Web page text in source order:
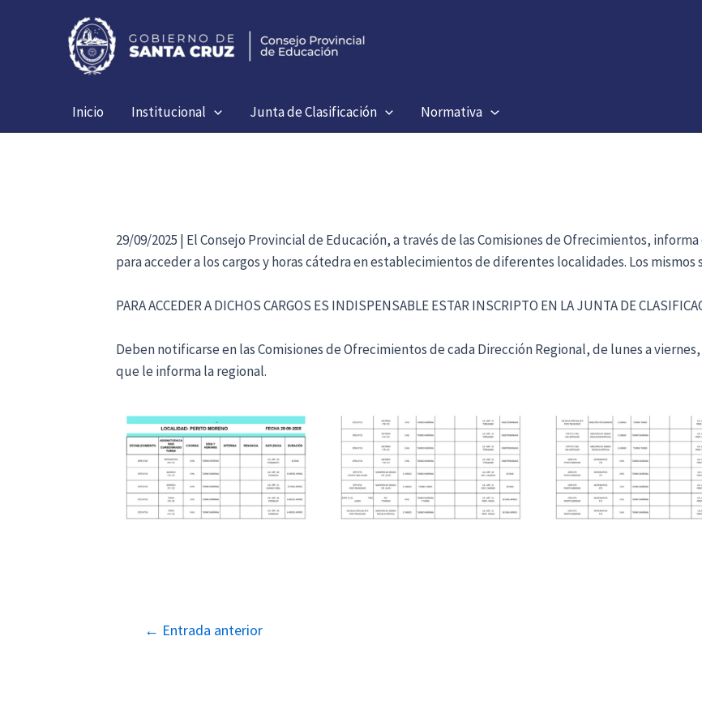
Inicio Institucional Junta de Clasificación Normativa
29/09/2025 | El Consejo Provincial de Educación, a través de las Comisiones de Ofrecimientos,
para acceder a los cargos y horas cátedra en establecimientos de diferentes localidades. Los mismos
PARA ACCEDER A DICHOS CARGOS ES INDISPENSABLE ESTAR INSCRIPTO EN LA JUNTA DE
Deben notificarse en las Comisiones de Ofrecimientos de cada Dirección Regional, de lunes a viernes,
que le informa la regional.
Navegación
← Entrada anterior